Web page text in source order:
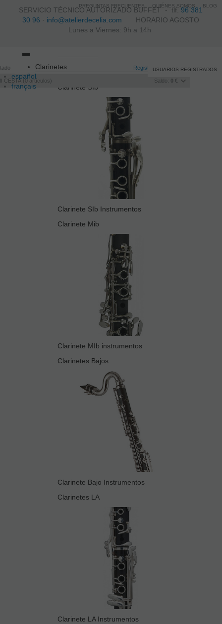
SERVICIO TÉCNICO AUTORIZADO BUFFET -tlf.96 381
30 96 · info@atelierdecelia.com HORARIO AGOSTO
Lunes a Viernes: 9h a 14h
español
français
Registro /Iniciar sesión
CESTA 0 artículos Saldo: 0 €
USUARIOS REGISTRADOS
navigation
Clarinetes
Clarinete SIb
Clarinete SIb Instrumentos
Clarinete Mib
Clarinete MIb instrumentos
Clarinetes Bajos
Clarinete Bajo Instrumentos
Clarinetes LA
Clarinete LA Instrumentos
PREGUNTAS FRECUENTES QUIÉNES SOMOS BLOG